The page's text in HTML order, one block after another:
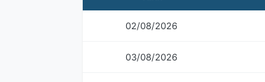
02/08/2026
03/08/2026